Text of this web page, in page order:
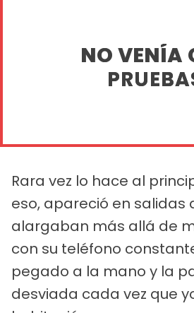
NO VENÍA
Rara vez lo hace al
eso, apareció en salidas
alargaban más allá de
con su teléfono
pegado a la mano y la
desviada cada vez que